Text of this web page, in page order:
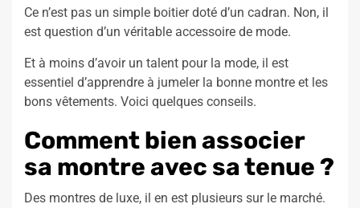
Ce n’est pas un simple boitier doté d’un cadran. Non, il
est question d’un véritable accessoire de mode.
Et à moins d’avoir un talent pour la mode, il est
essentiel d’apprendre à jumeler la bonne montre et les
bons vêtements. Voici quelques conseils.
Comment bien associer
sa montre avec sa tenue ?
Des montres de luxe, il en est plusieurs sur le marché.